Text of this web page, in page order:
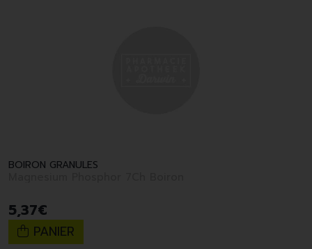
BOIRON GRANULES
5,37€
PANIER